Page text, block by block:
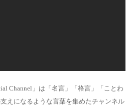
Channel」は「名言」「格言」「ことわ
えになるような言葉を集めたチャンネル